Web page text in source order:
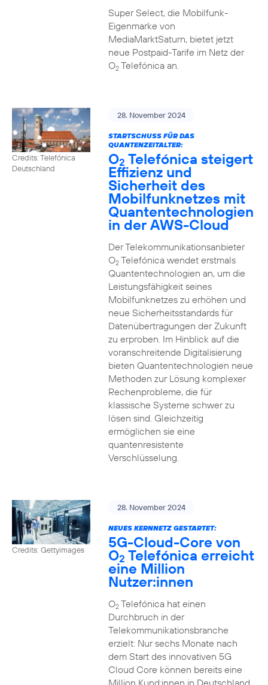
Super Select, die Mobilfunk-
Eigenmarke von
MediaMarktSaturn, bietet jetzt
neue Postpaid-Tarife im Netz der
O2Telefónica an.
Credits: Telefónica
Deutschland
28. November 2024
STARTSCHUSS FÜR DAS
QUANTENZEITALTER:
O2 Telefónica steigert
Effizienz und
Sicherheit des
Mobilfunknetzes mit
Quantentechnologien
in der AWS-Cloud
Der Telekommunikationsanbieter
O2Telefónica wendet erstmals
Quantentechnologien an, um die
Leistungsfähigkeit seines
Mobilfunknetzes zu erhöhen und
neue Sicherheitsstandards für
Datenübertragungen der Zukunft
zu erproben. Im Hinblick auf die
voranschreitende Digitalisierung
bieten Quantentechnologien neue
Methoden zur Lösung komplexer
Rechenprobleme, die für
klassische Systeme schwer zu
lösen sind. Gleichzeitig
ermöglichen sie eine
quantenresistente
Verschlüsselung.
Credits: Gettyimages
28. November 2024
NEUES KERNNETZ GESTARTET:
5G-Cloud-Core von
O2 Telefónica erreicht
eine Million
Nutzer:innen
O2Telefónica hat einen
Durchbruch in der
Telekommunikationsbranche
erzielt: Nur sechs Monate nach
dem Start des innovativen 5G
Cloud Core können bereits eine
Million Kund:innen in Deutschland